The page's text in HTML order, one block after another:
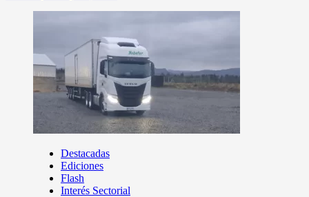
Destacadas
Ediciones
Flash
Interés Sectorial